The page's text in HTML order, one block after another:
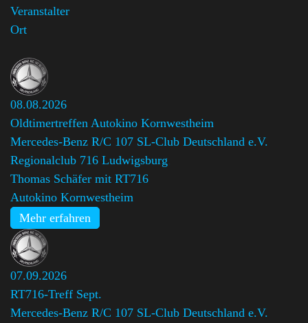
Veranstalter
Ort
08.08.2026
Oldtimertreffen Autokino Kornwestheim
Mercedes-Benz R/C 107 SL-Club Deutschland e.V.
Regionalclub 716 Ludwigsburg
Thomas Schäfer mit RT716
Autokino Kornwestheim
Mehr erfahren
07.09.2026
RT716-Treff Sept.
Mercedes-Benz R/C 107 SL-Club Deutschland e.V.